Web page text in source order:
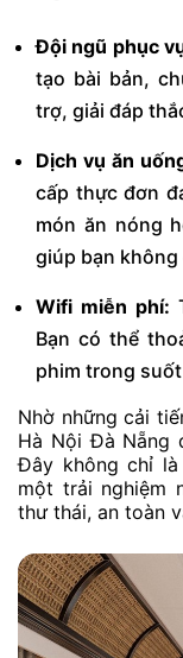
Đội ngũ phục
tạo bài bản,
trợ, giải đáp
Dịch vụ ăn
cấp thực đơn
món ăn nóng
giúp bạn không
Wifi miễn phí:
Bạn có thể
phim trong
Nhờ những cải
Hà Nội Đà Nẵng
Đây không chỉ
một trải nghiệm
thư thái, an toàn